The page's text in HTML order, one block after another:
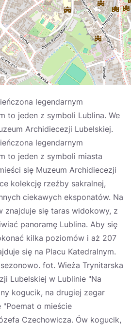
legendarnym
to jeden z symboli Lublina. We
Archidiecezji Lubelskiej.
legendarnym
to jeden z symboli miasta
się Muzeum Archidiecezji
kolekcję rzeźby sakralnej,
ciekawych eksponatów. Na
znajduje się taras widokowy, z
panoramę Lublina. Aby się
kilka poziomów i aż 207
się na Placu Katedralnym.
fot. Wieża Trynitarska
Lubelskiej w Lublinie "Na
kogucik, na drugiej zegar
"Poemat o mieście
Czechowicza. Ów kogucik,